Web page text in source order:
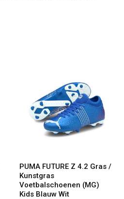
PUMA FUTURE Z 4.2 Gras /
Kunstgras
Voetbalschoenen (MG)
Kids Blauw Wit